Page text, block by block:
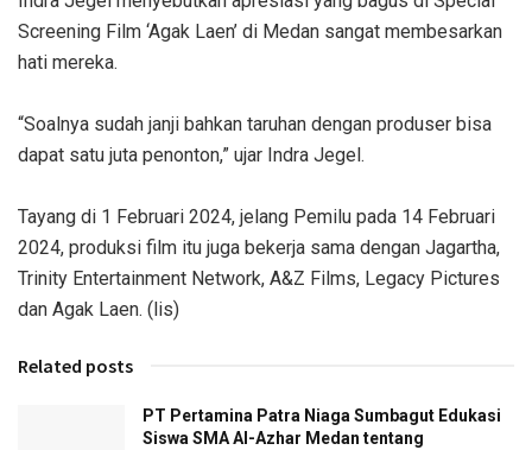
Screening Film ‘Agak Laen’ di Medan sangat membesarkan
hati mereka.
“Soalnya sudah janji bahkan taruhan dengan produser bisa
dapat satu juta penonton,” ujar Indra Jegel.
Tayang di 1 Februari 2024, jelang Pemilu pada 14 Februari
2024, produksi film itu juga bekerja sama dengan Jagartha,
Trinity Entertainment Network, A&Z Films, Legacy Pictures
dan Agak Laen. (lis)
Related posts
PT Pertamina Patra Niaga Sumbagut Edukasi
Siswa SMA Al-Azhar Medan tentang